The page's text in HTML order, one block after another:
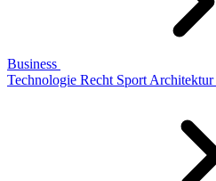
Business
Technologie Recht Sport Architektur